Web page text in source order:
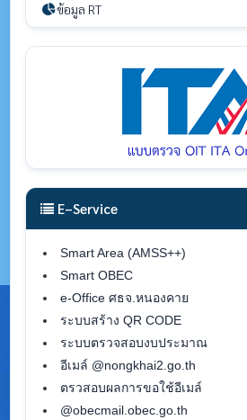
ข้อมูล RT
E–Service
Smart Area (AMSS++)
Smart OBEC
e-Office ศธจ.หนองคาย
ระบบสร้าง QR CODE
ระบบตรวจสอบงบประมาณ
อีเมล์ @nongkhai2.go.th
ตรวสอบผลการขอใช้อีเมล์
@obecmail.obec.go.th